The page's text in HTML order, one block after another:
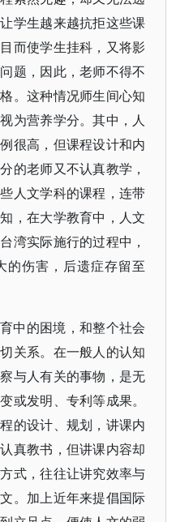
学生越来越抗拒这些课
而使学生挂科，又将影
题，因此，老师不得不
。这种情况师生间心知
为营养学分。其中，人
很高，但课程设计和内
的老师又不认真教学，
人文学科的课程，连带
，在大学教育中，人文
湾实际施行的过程中，
的伤害，后遗症存留至
中的困境，和整个社会
关系。在一般人的认知
与人有关的事物，是无
或发明、专利等成果。
的设计、规划，讲课内
真教书，但讲课内容却
式，往往让讲究效率与
。加上近年来提倡国际